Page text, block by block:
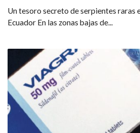
Un tesoro secreto de serpientes raras
Ecuador En las zonas bajas de...